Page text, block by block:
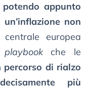
potendo appunto
non
europea
playbookche le
percorso di rialzo
più